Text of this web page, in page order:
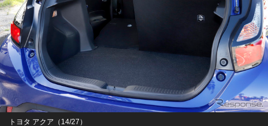
トヨタ アクア（14/27）